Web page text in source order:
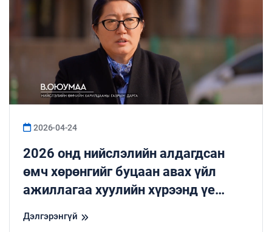
2026-04-24
2026 онд нийслэлийн алдагдсан
өмч хөрөнгийг буцаан авах үйл
ажиллагаа хуулийн хүрээнд үе
Дэлгэрэнгүй